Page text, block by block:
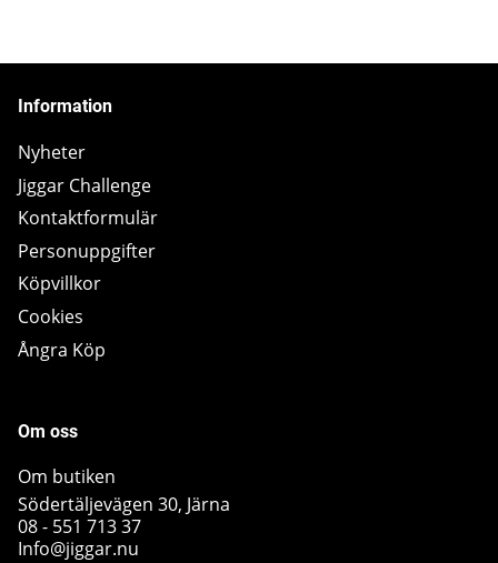
Information
Nyheter
Jiggar Challenge
Kontaktformulär
Personuppgifter
Köpvillkor
Cookies
Ångra Köp
Om oss
Om butiken
Södertäljevägen 30, Järna
08 - 551 713 37
Info@jiggar.nu